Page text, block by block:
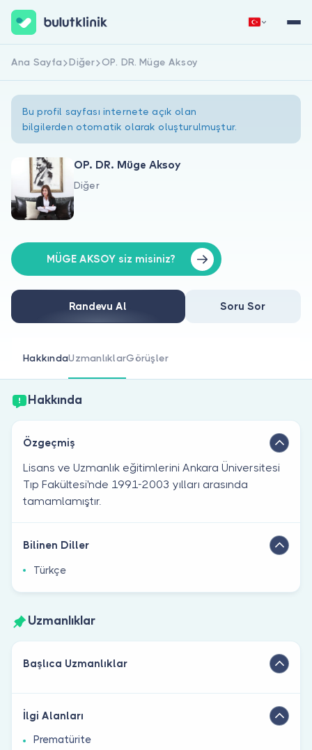
Hakkımızda
Doktorlar için
Doktor musunuz?
Hemen Kaydol
Ana Sayfa Diğer OP. DR. Müge Aksoy
Bu profil sayfası internete açık olan
bilgilerden otomatik olarak oluşturulmuştur.
OP. DR. Müge Aksoy
Diğer
MÜGE AKSOY siz misiniz?
Randevu Al Soru Sor
HakkındaUzmanlıklarGörüşler
Hakkında
Özgeçmiş
Lisans ve Uzmanlık eğitimlerini Ankara Üniversitesi
Tıp Fakültesi'nde 1991-2003 yılları arasında
tamamlamıştır.
Bilinen Diller
Türkçe
Uzmanlıklar
Başlıca Uzmanlıklar
İlgi Alanları
Prematürite